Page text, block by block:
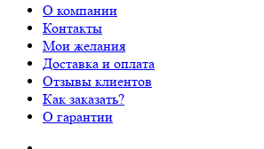
О компании
Контакты
Мои желания
Доставка и оплата
Отзывы клиентов
Как заказать?
О гарантии